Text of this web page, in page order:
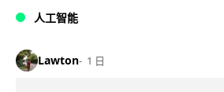
人工智能
Lawton 1 日